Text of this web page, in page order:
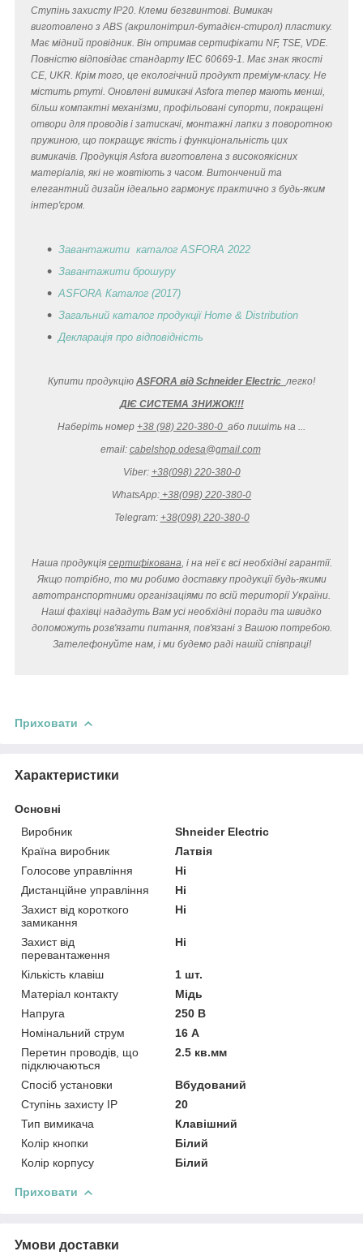
Ступінь захисту IP20. Клеми безгвинтові. Вимикач
виготовлено з ABS (акрилонітрил-бутадієн-стирол) пластику.
Має мідний провідник. Він отримав сертифікати NF, TSE, VDE.
Повністю відповідає стандарту IEC 60669-1. Має знак якості
CE, UKR. Крім того, це екологічний продукт преміум-класу. Не
містить ртуті. Оновлені вимикачі Asfora тепер мають менші,
більш компактні механізми, профільовані супорти, покращені
отвори для проводів і затискачі, монтажні лапки з поворотною
пружиною, що покращує якість і функціональність цих
вимикачів. Продукція Asfora виготовлена з високоякісних
матеріалів, які не жовтіють з часом. Витончений та
елегантний дизайн ідеально гармонує практично з будь-яким
інтер'єром.
Завантажити каталог ASFORA 2022
Завантажити брошуру
ASFORA Каталог (2017)
Загальний каталог продукції Home & Distribution
Декларація про відповідність
Купити продукцію ASFORA від Schneider Electric легко!
ДІЄ СИСТЕМА ЗНИЖОК!!!
Наберіть номер +38 (98) 220-380-0 або пишіть на ...
email: cabelshop.odesa@gmail.com
Viber: +38(098) 220-380-0
WhatsApp: +38(098) 220-380-0
Telegram: +38(098) 220-380-0
Наша продукція сертифікована , і на неї є всі необхідні гарантії.
Якщо потрібно, то ми робимо доставку продукції будь-якими
автотранспортними організаціями по всій території України.
Наші фахівці нададуть Вам усі необхідні поради та швидко
допоможуть розв'язати питання, пов'язані з Вашою потребою.
Зателефонуйте нам, і ми будемо раді нашій співпраці!
Приховати
Характеристики
Основні
Виробник
Shneider Electric
Країна виробник
Латвія
Голосове управління
Ні
Дистанційне управління
Ні
Захист від короткого
замикання
Ні
Захист від
перевантаження
Ні
Кількість клавіш
1 шт.
Матеріал контакту
Мідь
Напруга
250 В
Номінальний струм
16 А
Перетин проводів, що
підключаються
2.5 кв.мм
Спосіб установки
Вбудований
Ступінь захисту IP
20
Тип вимикача
Клавішний
Колір кнопки
Білий
Колір корпусу
Білий
Приховати
Умови доставки